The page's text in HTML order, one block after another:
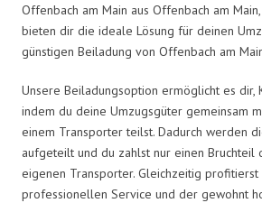
Offenbach am Main aus Offenbach am
bieten dir die ideale Lösung für deinen
günstigen Beiladung von Offenbach am
Unsere Beiladungsoption ermöglicht es dir,
indem du deine Umzugsgüter gemeinsam
einem Transporter teilst. Dadurch werden
aufgeteilt und du zahlst nur einen Bruchteil
eigenen Transporter. Gleichzeitig profitierst
professionellen Service und der gewohnt